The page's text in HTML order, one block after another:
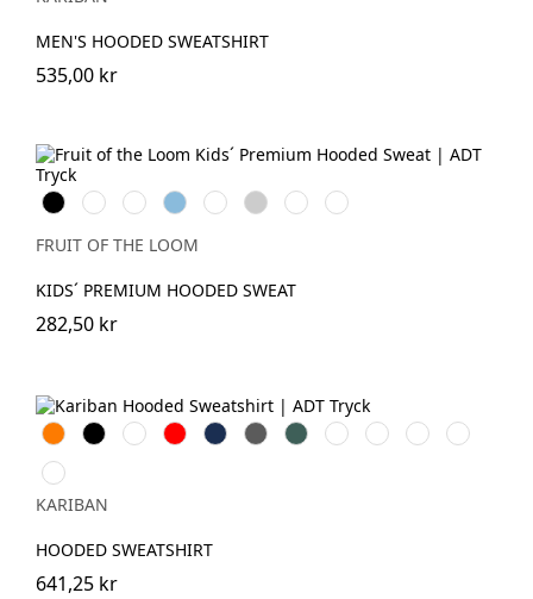
MEN'S HOODED SWEATSHIRT
535,00 kr
BlackWhiteRed
Sky
Blue
Royal
Blue
Heather
Grey
Light
Pink
Deep
Navy
FRUIT OF THE LOOM
KIDS´ PREMIUM HOODED SWEAT
282,50 kr
Orange
Svart Vit Röd Navy Dark
Grey
Forest
Green
Ash
Heather
Dark
Khaki
Oxford
Grey
Light
Royal
Wine
KARIBAN
HOODED SWEATSHIRT
641,25 kr